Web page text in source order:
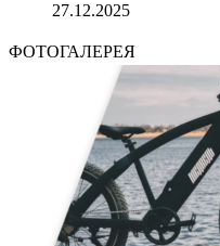
27.12.2025
ФОТОГАЛЕРЕЯ